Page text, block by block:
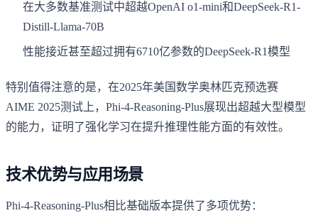
在大多数基准测试中超越OpenAI o1-mini和DeepSeek-R1-
Distill-Llama-70B
性能接近甚至超过拥有6710亿参数的DeepSeek-R1模型
特别值得注意的是，在2025年美国数学奥林匹克预选赛
AIME 2025测试上，Phi-4-Reasoning-Plus展现出超越大型模型
的能力，证明了强化学习在提升推理性能方面的有效性。
技术优势与应用场景
Phi-4-Reasoning-Plus相比基础版本提供了多项优势：